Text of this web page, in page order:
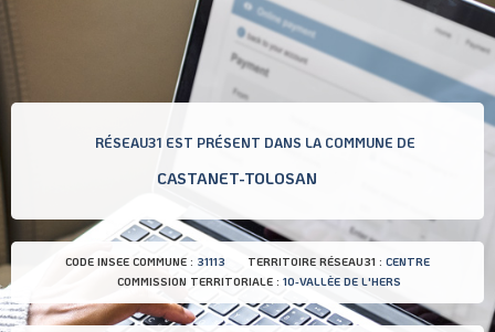
RÉSEAU31 EST PRÉSENT DANS LA COMMUNE DE
CASTANET-TOLOSAN
CODE INSEE COMMUNE : 31113 TERRITOIRE RÉSEAU31 : CENTRE
COMMISSION TERRITORIALE : 10-VALLÈE DE L'HERS